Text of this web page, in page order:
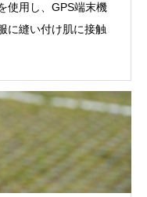
使用し、GPS端末機
に縫い付け肌に接触
ることもできます。